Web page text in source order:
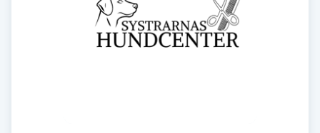
Fransborttagning